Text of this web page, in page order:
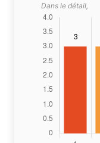
Dans le détail,